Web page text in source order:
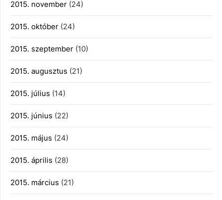
2015. november (24)
2015. október (24)
2015. szeptember (10)
2015. augusztus (21)
2015. július (14)
2015. június (22)
2015. május (24)
2015. április (28)
2015. március (21)